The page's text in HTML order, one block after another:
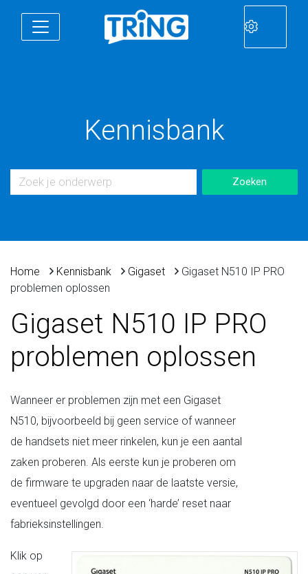
Kennisbank
Home Kennisbank Gigaset
Gigaset N510 IP PRO
problemen oplossen
Gigaset N510 IP PRO
problemen oplossen
Wanneer er problemen zijn met een Gigaset
N510, bijvoorbeeld bij geen service of wanneer
de handsets niet meer rinkelen, kun je een aantal
zaken proberen. Als eerste kun je proberen om
de firmware te upgraden naar de laatste versie,
eventueel gevolgd door een ‘harde’ reset naar
fabrieksinstellingen.
Klik op